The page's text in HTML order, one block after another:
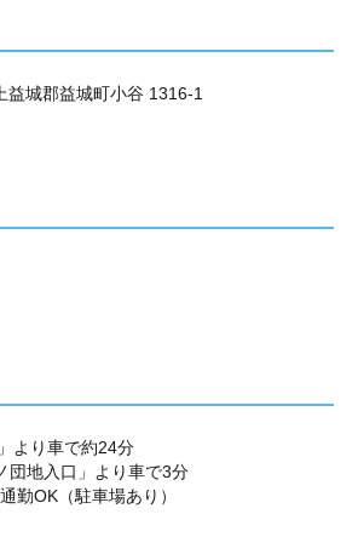
益城郡益城町小谷 1316-1
より車で約24分
団地入口」より車で3分
勤OK（駐車場あり）